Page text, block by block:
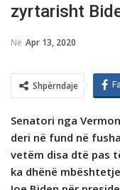
zyrtarisht
Në Apr 13, 2020
Shpërndaje
Senatori nga
deri në fund në
vetëm disa dtë pas
ka dhënë